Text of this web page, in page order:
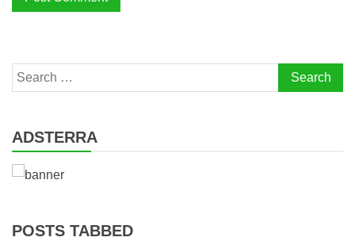
Search
for:
ADSTERRA
POSTS TABBED